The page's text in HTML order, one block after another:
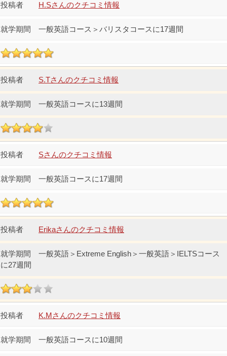
H.Sさんのクチコミ情報
一般英語コース＞バリスタコースに17週間
S.Tさんのクチコミ情報
一般英語コースに13週間
Sさんのクチコミ情報
一般英語コースに17週間
Erikaさんのクチコミ情報
一般英語＞Extreme English＞一般英語＞IELTSコース
に27週間
K.Mさんのクチコミ情報
一般英語コースに10週間